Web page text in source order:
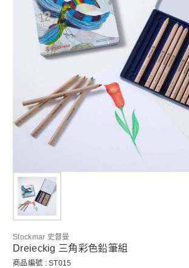
Stockmar 史督曼
Dreieckig 三角彩色鉛筆組
商品編號 : ST015